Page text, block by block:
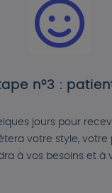
n°3 :
jours pour
votre style, votre
à vos besoins et à